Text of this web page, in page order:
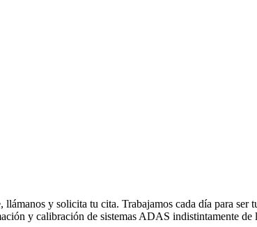
y solicita tu cita. Trabajamos cada día para ser
y calibración de sistemas ADAS indistintamente